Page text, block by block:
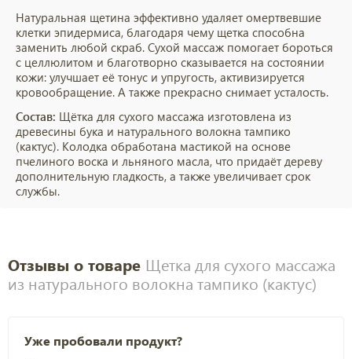
Натуральная щетина эффективно удаляет омертвевшие
клетки эпидермиса, благодаря чему щетка способна
заменить любой скраб. Сухой массаж помогает бороться
с целлюлитом и благотворно сказывается на состоянии
кожи: улучшает её тонус и упругость, активизируется
кровообращение. А также прекрасно снимает усталость.
Состав: Щётка для сухого массажа изготовлена из
древесины бука и натурального волокна тампико
(кактус). Колодка обработана мастикой на основе
пчелиного воска и льняного масла, что придаёт дереву
дополнительную гладкость, а также увеличивает срок
службы.
Отзывы о товаре Щетка для сухого массажа
из натурального волокна тампико (кактус)
Уже пробовали продукт?